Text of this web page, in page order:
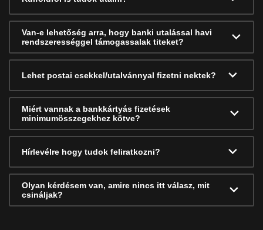
Van-e lehetőség arra, hogy banki utalással havi
rendszerességgel támogassalak titeket?
Lehet postai csekkel/utalvánnyal fizetni nektek?
Miért vannak a bankkártyás fizetések
minimumösszegekhez kötve?
Hírlevélre hogy tudok feliratkozni?
Olyan kérdésem van, amire nincs itt válasz, mit
csináljak?